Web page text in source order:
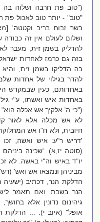
("טוב פת חרבה ושלוה בה
"טוב" - יותר טוב לאכול פת
בשר זבוח בריב וקטטה'
ושלום לעולם אין זה כבודה
להדליק בשמן זית, מעבר
בזה גם כרמז לאחדות ישראל
בה הדליקו בשמן זית, והיא
להדר בגילוי של אחדות
באחדותם, כעין שבמקדש
באחדות איש ואשתו, ע"י
("כי ה' אלקיך אש אכלה הוא"
לא אש מכלה אלא לאור
חיובית, ולא ח"ו אש
'דריש ר"ע: איש ואשה, זכו
(סוטה יז,א). 'שכינה ביניהם
יו"ד באיש וה"י באשה. לא
מביניהן ונמצאו אש ואש'
הדלקת הנר, דכתיב (ישעיה
הנר בשבת. ואם תאמר לישב
גיהינום נדונין אלא
אופל" (איוב י). ... הדלקת